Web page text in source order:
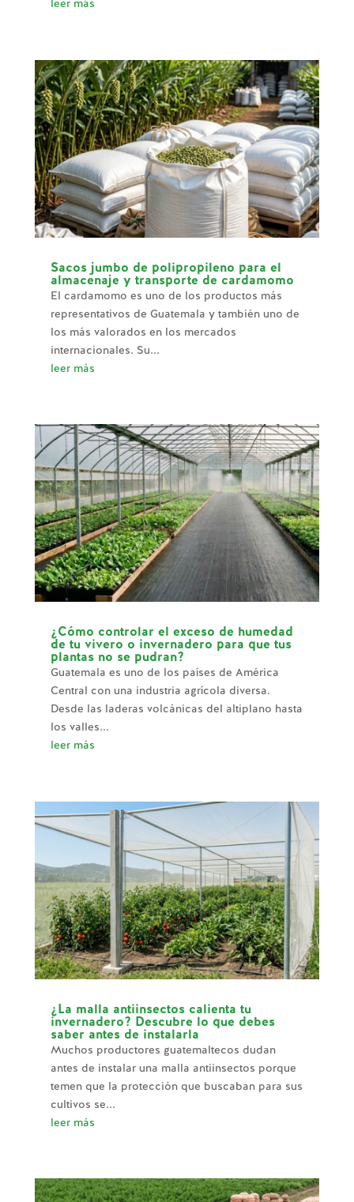
leer más
Sacos jumbo de polipropileno para el
almacenaje y transporte de cardamomo
El cardamomo es uno de los productos más
representativos de Guatemala y también uno de
los más valorados en los mercados
internacionales. Su...
leer más
¿Cómo controlar el exceso de humedad
de tu vivero o invernadero para que tus
plantas no se pudran?
Guatemala es uno de los países de América
Central con una industria agrícola diversa.
Desde las laderas volcánicas del altiplano hasta
los valles...
leer más
¿La malla antiinsectos calienta tu
invernadero? Descubre lo que debes
saber antes de instalarla
Muchos productores guatemaltecos dudan
antes de instalar una malla antiinsectos porque
temen que la protección que buscaban para sus
cultivos se...
leer más